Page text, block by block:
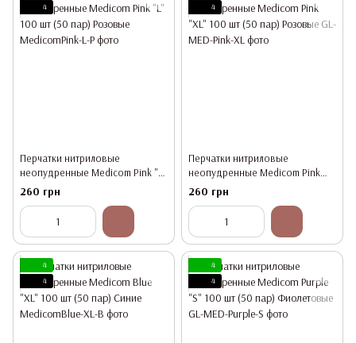
4
Перчатки нитриловые
неопудренные Medicom Pink "L"
100 шт (50 пар) Розовые
260 грн
4
Перчатки нитриловые
неопудренные Medicom Pink
"XL" 100 шт (50 пар) Розовые
260 грн
4
4
4
4